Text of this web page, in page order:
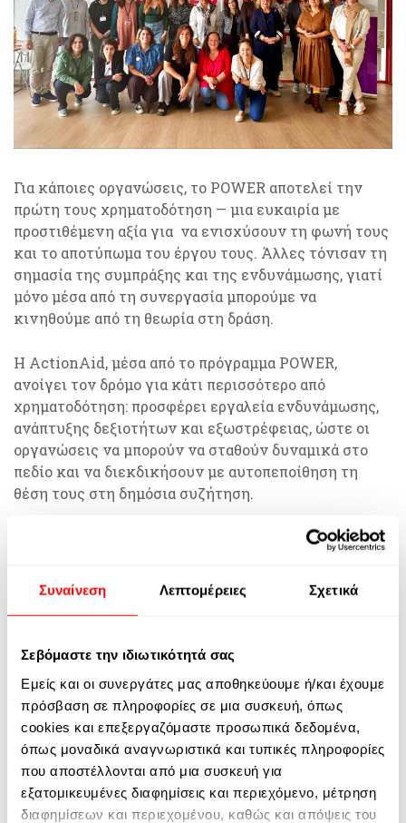
Συναίνεση Λεπτομέρειες Σχετικά
Σεβόμαστε την ιδιωτικότητά σας
Εμείς και οι συνεργάτες μας αποθηκεύουμε ή/και έχουμε
πρόσβαση σε πληροφορίες σε μια συσκευή, όπως
cookies και επεξεργαζόμαστε προσωπικά δεδομένα,
όπως μοναδικά αναγνωριστικά και τυπικές πληροφορίες
που αποστέλλονται από μια συσκευή για
εξατομικευμένες διαφημίσεις και περιεχόμενο, μέτρηση
διαφημίσεων και περιεχομένου, καθώς και απόψεις του
Για κάποιες οργανώσεις, το POWER αποτελεί την
πρώτη τους χρηματοδότηση — μια ευκαιρία με
προστιθέμενη αξία για να ενισχύσουν τη φωνή τους
και το αποτύπωμα του έργου τους. Άλλες τόνισαν τη
σημασία της συμπράξης και της ενδυνάμωσης, γιατί
μόνο μέσα από τη συνεργασία μπορούμε να
κινηθούμε από τη θεωρία στη δράση.
Η ActionAid, μέσα από το πρόγραμμα POWER,
ανοίγει τον δρόμο για κάτι περισσότερο από
χρηματοδότηση: προσφέρει εργαλεία ενδυνάμωσης,
ανάπτυξης δεξιοτήτων και εξωστρέφειας, ώστε οι
οργανώσεις να μπορούν να σταθούν δυναμικά στο
πεδίο και να διεκδικήσουν με αυτοπεποίθηση τη
θέση τους στη δημόσια συζήτηση.
Η αρχή έγινε. Μια αρχή γεμάτη δύναμη, έμπνευση
αλλαγή γίνεται πραγματικότητα.
συντονισμό της We World (WW), σε σύμπραξη με
Desarrollo (ΑBD) στο πλαίσιο του έργου “POWER –
Promoting Organisations' empoWErment to
guarantee women’s human Rights and stop gender
violence”, το οποίο συγχρηματοδοτείται από την ΕΕ,
και συγκεκριμένα στο πλαίσιο του προγράμματος
«Πολίτες, Ισότητα, Δικαιώματα και Αξίες» - Citizens,